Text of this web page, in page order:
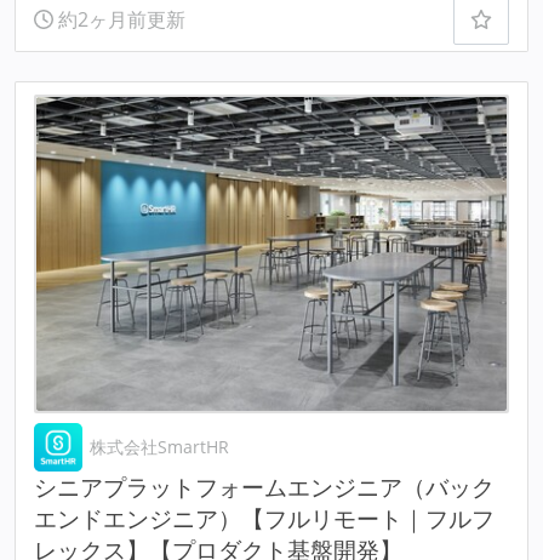
約2ヶ月前更新
株式会社SmartHR
シニアプラットフォームエンジニア（バック
エンドエンジニア）【フルリモート｜フルフ
レックス】【プロダクト基盤開発】